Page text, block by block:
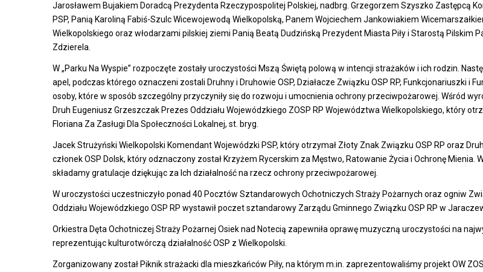
Jarosławem Bujakiem Doradcą Prezydenta Rzeczypospolitej Polskiej, nadbrg. Grzegorzem Szyszko Zastępcą
PSP, Panią Karoliną Fabiś-Szulc Wicewojewodą Wielkopolską, Panem Wojciechem Jankowiakiem
Wielkopolskiego oraz włodarzami pilskiej ziemi Panią Beatą Dudzińską Prezydent Miasta Piły i Starostą Pilskim
Zdzierela.
W „Parku Na Wyspie” rozpoczęte zostały uroczystości Mszą Świętą polową w intencji strażaków i ich rodzin.
apel, podczas którego oznaczeni zostali Druhny i Druhowie OSP, Działacze Związku OSP RP, Funkcjonariuszki i
osoby, które w sposób szczególny przyczyniły się do rozwoju i umocnienia ochrony przeciwpożarowej. Wśród
Druh Eugeniusz Grzeszczak Prezes Oddziału Wojewódzkiego ZOSP RP Województwa Wielkopolskiego, który
Floriana Za Zasługi Dla Społeczności Lokalnej, st. bryg.
Jacek Strużyński Wielkopolski Komendant Wojewódzki PSP, który otrzymał Złoty Znak Związku OSP RP oraz
członek OSP Dolsk, który odznaczony został Krzyżem Rycerskim za Męstwo, Ratowanie Życia i Ochronę Mienia.
składamy gratulacje dziękując za Ich działalność na rzecz ochrony przeciwpożarowej.
W uroczystości uczestniczyło ponad 40 Pocztów Sztandarowych Ochotniczych Straży Pożarnych oraz ogniw
Oddziału Wojewódzkiego OSP RP wystawił poczet sztandarowy Zarządu Gminnego Związku OSP RP w
Orkiestra Dęta Ochotniczej Straży Pożarnej Osiek nad Notecią zapewniła oprawę muzyczną uroczystości na
reprezentując kulturotwórczą działalność OSP z Wielkopolski.
Zorganizowany został Piknik strażacki dla mieszkańców Piły, na którym m.in. zaprezentowaliśmy projekt OW